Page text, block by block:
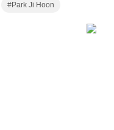
Park Ji Hoon